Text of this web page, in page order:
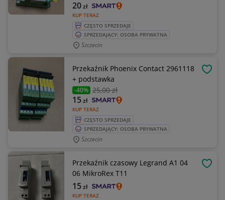
KUP TERAZ
20zł
CZĘSTO SPRZEDAJE
SPRZEDAJĄCY: OSOBA PRYWATNA
Szczecin
Przekaźnik Phoenix Contact 2961118
+ podstawka
-40% 25,00 zł
KUP TERAZ
15zł
CZĘSTO SPRZEDAJE
SPRZEDAJĄCY: OSOBA PRYWATNA
Szczecin
Przekaźnik czasowy Legrand A1 04
06 MikroRex T11
KUP TERAZ
15zł